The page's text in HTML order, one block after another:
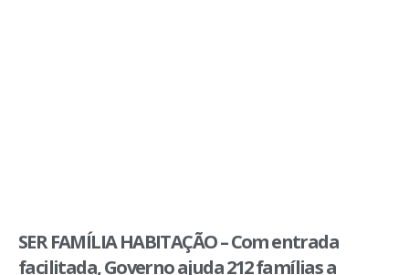
SER FAMÍLIA HABITAÇÃO – Com entrada
facilitada, Governo ajuda 212 famílias a